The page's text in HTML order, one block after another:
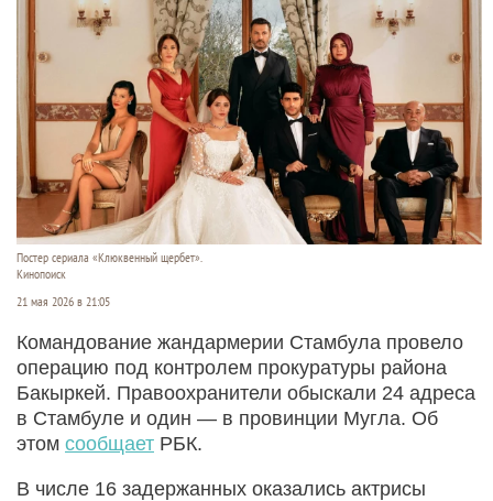
Постер сериала «Клюквенный щербет».
Кинопоиск
21 мая 2026 в 21:05
Командование жандармерии Стамбула провело
операцию под контролем прокуратуры района
Бакыркей. Правоохранители обыскали 24 адреса
в Стамбуле и один — в провинции Мугла. Об
этом сообщает РБК.
В числе 16 задержанных оказались актрисы